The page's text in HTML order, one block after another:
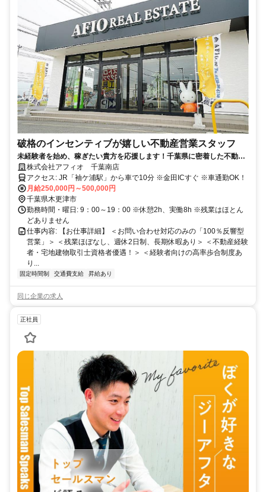
破格のインセンティブが嬉しい不動産営業スタッフ
未経験者を始め、稼ぎたい貴方を応援します！千葉県に密着した不動産
会社です。一緒に働いてもらえるスタッフを募集します。不動産経験者
に嬉しい！＜千葉県内不動産会社屈指の高歩合率！＞完全反響営業×県
内屈指の歩合給！自分のペースで働けます。
株式会社アフィオ 千葉南店
アクセス: JR「袖ケ浦駅」から車で10分 ※金田ICすぐ ※車通勤OK！
月給250,000円～500,000円
千葉県木更津市
勤務時間・曜日: 9：00～19：00 ※休憩2h、実働8h ※残業はほとん
どありません
仕事内容: 【お仕事詳細】 ＜お問い合わせ対応のみの「100％反響型
営業」＞ ＜残業ほぼなし、週休2日制、長期休暇あり＞ ＜不動産経験
者・宅地建物取引士資格者優遇！＞ ＜経験者向けの高率歩合制度あ
り...
固定時間制 交通費支給 昇給あり
同じ企業の求人
正社員